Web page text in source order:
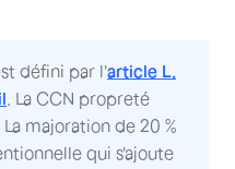
défini par l'article L.
. La CCN propreté
majoration de 20 %
qui s'ajoute